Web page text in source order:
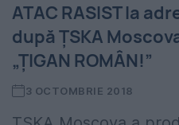
ATAC RASIST la
după ȚSKA
„ȚIGAN ROMÂN!”
3 OCTOMBRIE 2018